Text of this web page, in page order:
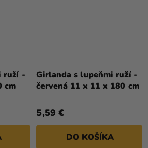
ruží -
cm
Girlanda s lupeňmi ruží -
červená 11 x 11 x 180 cm
5,59 €
DO KOŠÍKA